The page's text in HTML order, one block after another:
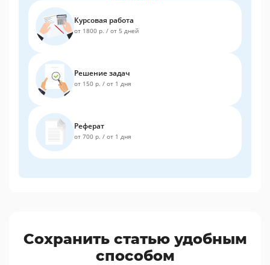
Курсовая работа
от 1800 р. / от 5 дней
Решение задач
от 150 р. / от 1 дня
Реферат
от 700 р. / от 1 дня
Сохранить статью удобным
способом